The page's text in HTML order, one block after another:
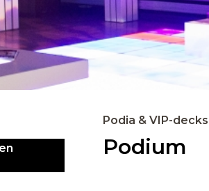
Podia & VIP-decks
Podium